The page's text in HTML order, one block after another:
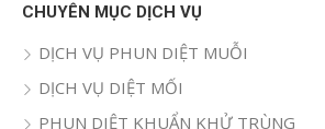
CHUYÊN MỤC DỊCH VỤ
DỊCH VỤ PHUN DIỆT MUỖI
DỊCH VỤ DIỆT MỐI
PHUN DIỆT KHUẨN KHỬ TRÙNG